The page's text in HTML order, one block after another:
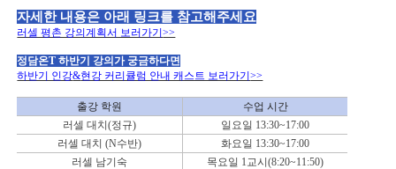
자세한 내용은 아래 링크를 참고해주세요
러셀 평촌 강의계획서 보러가기>>
정담온T 하반기 강의가 궁금하다면
하반기 인강&현강 커리큘럼 안내 캐스트 보러가기>>
출강 학원
수업 시간
러셀 대치(정규) 일요일 13:30~17:00
러셀 대치(N수반) 화요일 13:30~17:00
러셀 남기숙
목요일 1 교시(8:20~11:50)